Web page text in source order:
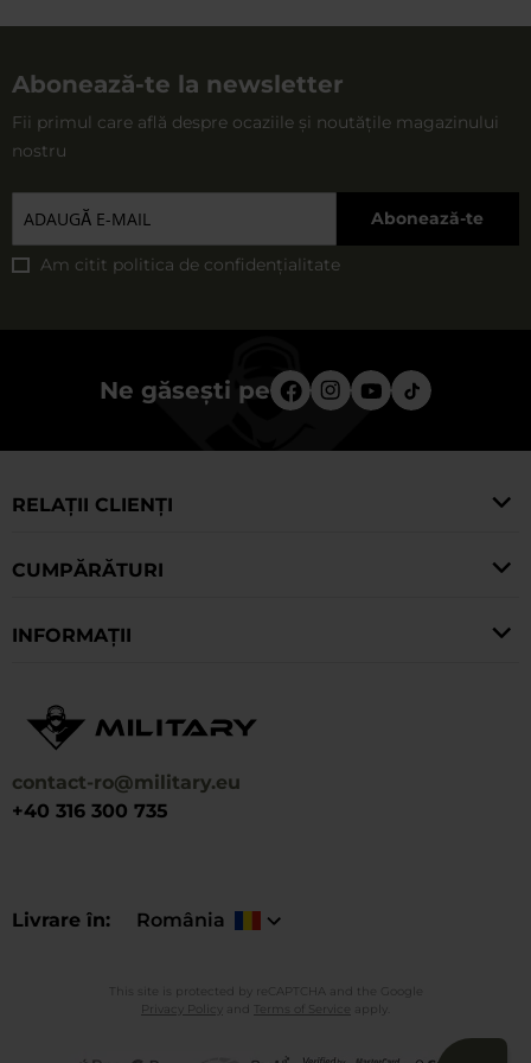
Abonează-te la newsletter
Fii primul care află despre ocaziile și noutățile magazinului
nostru
Abonează-te
Am citit politica de confidențialitate
Ne găsești pe
contact-ro@military.eu
+40 316 300 735
Livrare în România
RELAȚII CLIENȚI
CUMPĂRĂTURI
INFORMAȚII
This site is protected by reCAPTCHA and the Google
Privacy Policy
and Terms of Service apply.